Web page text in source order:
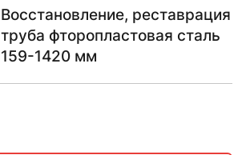
Восстановление, реставрация
труба фторопластовая сталь
159-1420 мм